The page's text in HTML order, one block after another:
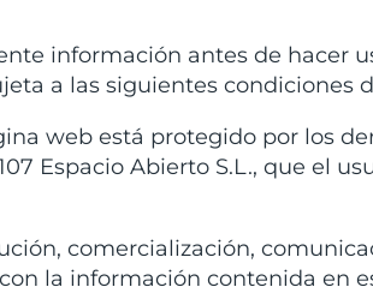
información antes de hacer
a las siguientes condiciones
web está protegido por los
Espacio Abierto S.L., que el
comercialización,
la información contenida en